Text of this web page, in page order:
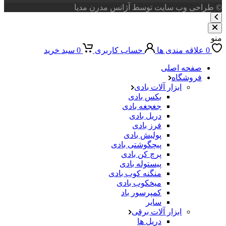
© طراحی وب سایت توسط آژانس مدرن مدیا
منو
0 علاقه مندی ها حساب کاربری 0 سبد خرید
صفحه اصلی
فروشگاه
ابزار آلات بادی
بکس بادی
جغجغه بادی
دریل بادی
فرز بادی
پولیش بادی
پیچگوشتی بادی
پرچ کن بادی
پیستوله بادی
منگنه کوب بادی
میخکوب بادی
کمپرسور باد
سایر
ابزار آلات برقی
دریل ها